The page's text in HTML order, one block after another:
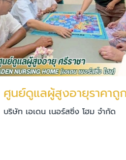
ศูนย์ดูแลผู้สูงอายุราคาถูก ชลบุรี
บริษัท เอเดน เนอร์สซิ่ง โฮม จำกัด